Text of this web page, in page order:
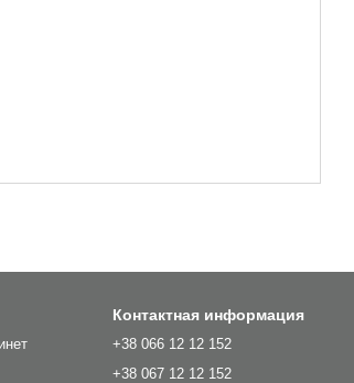
Контактная информация
+38 066 12 12 152
+38 067 12 12 152